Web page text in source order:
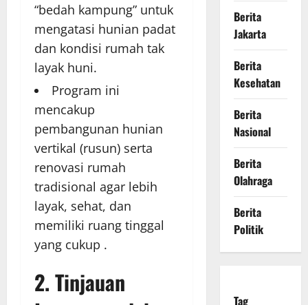
“bedah kampung” untuk
mengatasi hunian padat
dan kondisi rumah tak
layak huni.
Program ini
mencakup
pembangunan hunian
vertikal (rusun) serta
renovasi rumah
tradisional agar lebih
layak, sehat, dan
memiliki ruang tinggal
yang cukup .
2. Tinjauan
Berita
Jakarta
Berita
Kesehatan
Berita
Nasional
Berita
Olahraga
Berita
Politik
Tag